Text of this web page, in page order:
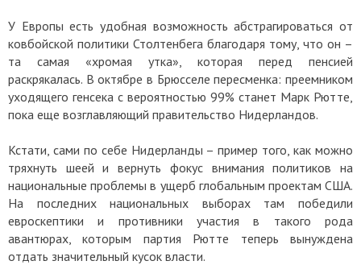
У Европы есть удобная возможность абстрагироваться от
ковбойской политики Столтенбега благодаря тому, что он –
та самая «хромая утка», которая перед пенсией
раскрякалась. В октябре в Брюсселе пересменка: преемником
уходящего генсека с вероятностью 99% станет Марк Рютте,
пока еще возглавляющий правительство Нидерландов.
Кстати, сами по себе Нидерланды – пример того, как можно
тряхнуть шеей и вернуть фокус внимания политиков на
национальные проблемы в ущерб глобальным проектам США.
На последних национальных выборах там победили
евроскептики и противники участия в такого рода
авантюрах, которым партия Рютте теперь вынуждена
отдать значительный кусок власти.